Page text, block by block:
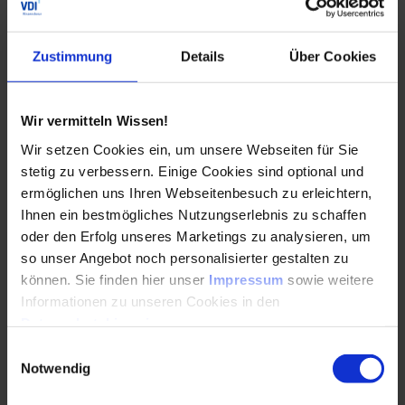
Zustimmung Details Über Cookies
Wir vermitteln Wissen!
Wir setzen Cookies ein, um unsere Webseiten für Sie
stetig zu verbessern. Einige Cookies sind optional und
ermöglichen uns Ihren Webseitenbesuch zu erleichtern,
Ihnen ein bestmögliches Nutzungserlebnis zu schaffen
oder den Erfolg unseres Marketings zu analysieren, um
so unser Angebot noch personalisierter gestalten zu
können. Sie finden hier unser Impressum sowie weitere
Informationen zu unseren Cookies in den
Notwendig
Modelle der Sensorfusion & erweitert Ihr
automatisierten Fahrens.
DETAILS & BUCHEN
Seminar
Optische Technologien im Fahrzeug
Im Seminar lernen Sie, wo optische Technologien
im Fahrzeug zum Einsatz kommen und welche
müssen.